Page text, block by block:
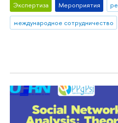
Экспертиза Мероприятия
международное сотрудничество